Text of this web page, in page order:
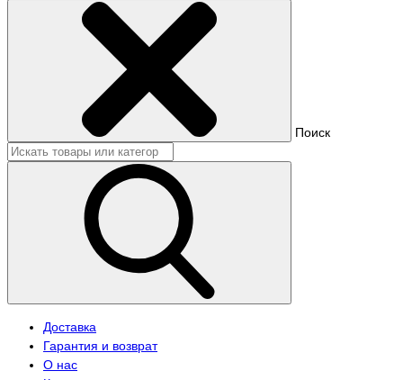
Поиск
Доставка
Гарантия и возврат
О нас